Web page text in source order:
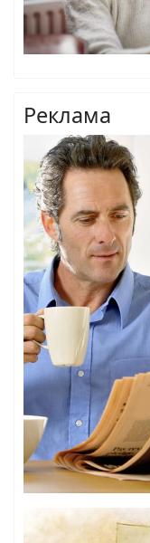
Реклама